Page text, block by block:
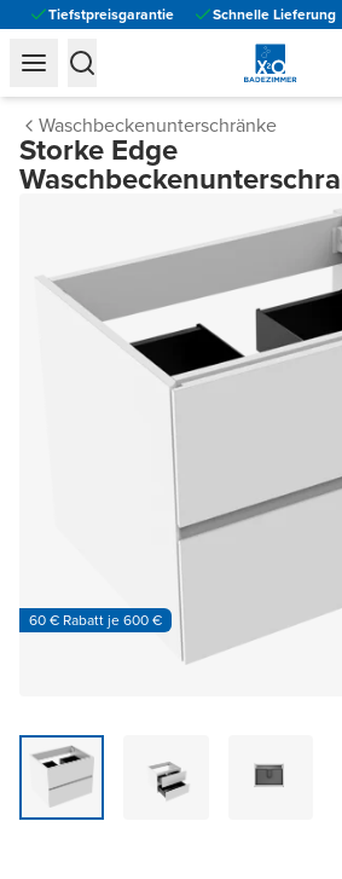
Tiefstpreisgarantie Schnelle Lieferung
general.navigation.toggle_menu.label
Waschbeckenunterschränke
Storke Edge
60 € Rabatt je 600 €